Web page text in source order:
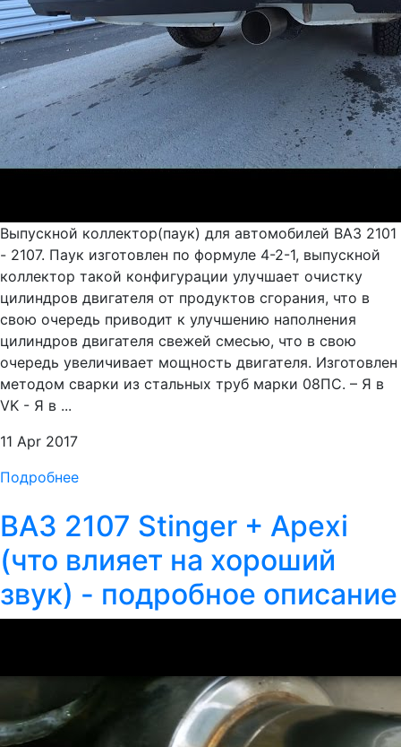
Выпускной коллектор(паук) для автомобилей ВАЗ 2101
- 2107. Паук изготовлен по формуле 4-2-1, выпускной
коллектор такой конфигурации улучшает очистку
цилиндров двигателя от продуктов сгорания, что в
свою очередь приводит к улучшению наполнения
цилиндров двигателя свежей смесью, что в свою
очередь увеличивает мощность двигателя. Изготовлен
методом сварки из стальных труб марки 08ПС. – Я в
VK - Я в ...
11 Apr 2017
Подробнее
ВАЗ 2107 Stinger + Apexi
(что влияет на хороший
звук) - подробное описание